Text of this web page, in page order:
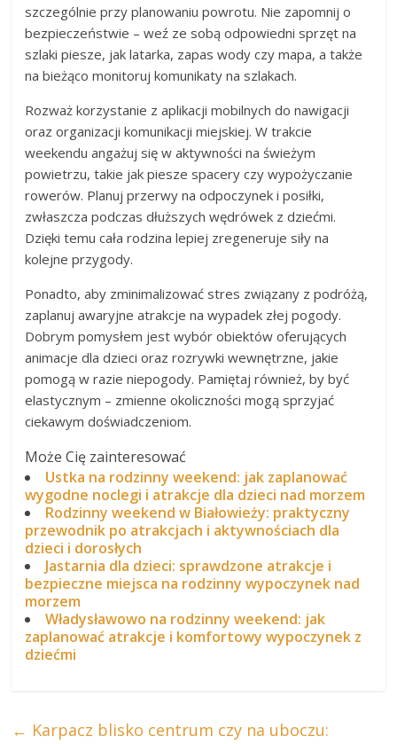
szczególnie przy planowaniu powrotu. Nie zapomnij o
bezpieczeństwie – weź ze sobą odpowiedni sprzęt na
szlaki piesze, jak latarka, zapas wody czy mapa, a także
na bieżąco monitoruj komunikaty na szlakach.
Rozważ korzystanie z aplikacji mobilnych do nawigacji
oraz organizacji komunikacji miejskiej. W trakcie
weekendu angażuj się w aktywności na świeżym
powietrzu, takie jak piesze spacery czy wypożyczanie
rowerów. Planuj przerwy na odpoczynek i posiłki,
zwłaszcza podczas dłuższych wędrówek z dziećmi.
Dzięki temu cała rodzina lepiej zregeneruje siły na
kolejne przygody.
Ponadto, aby zminimalizować stres związany z podróżą,
zaplanuj awaryjne atrakcje na wypadek złej pogody.
Dobrym pomysłem jest wybór obiektów oferujących
animacje dla dzieci oraz rozrywki wewnętrzne, jakie
pomogą w razie niepogody. Pamiętaj również, by być
elastycznym – zmienne okoliczności mogą sprzyjać
ciekawym doświadczeniom.
Może Cię zainteresować
Ustka na rodzinny weekend: jak zaplanować
wygodne noclegi i atrakcje dla dzieci nad morzem
Rodzinny weekend w Białowieży: praktyczny
przewodnik po atrakcjach i aktywnościach dla
dzieci i dorosłych
Jastarnia dla dzieci: sprawdzone atrakcje i
bezpieczne miejsca na rodzinny wypoczynek nad
morzem
Władysławowo na rodzinny weekend: jak
zaplanować atrakcje i komfortowy wypoczynek z
dziećmi
← Karpacz blisko centrum czy na uboczu: